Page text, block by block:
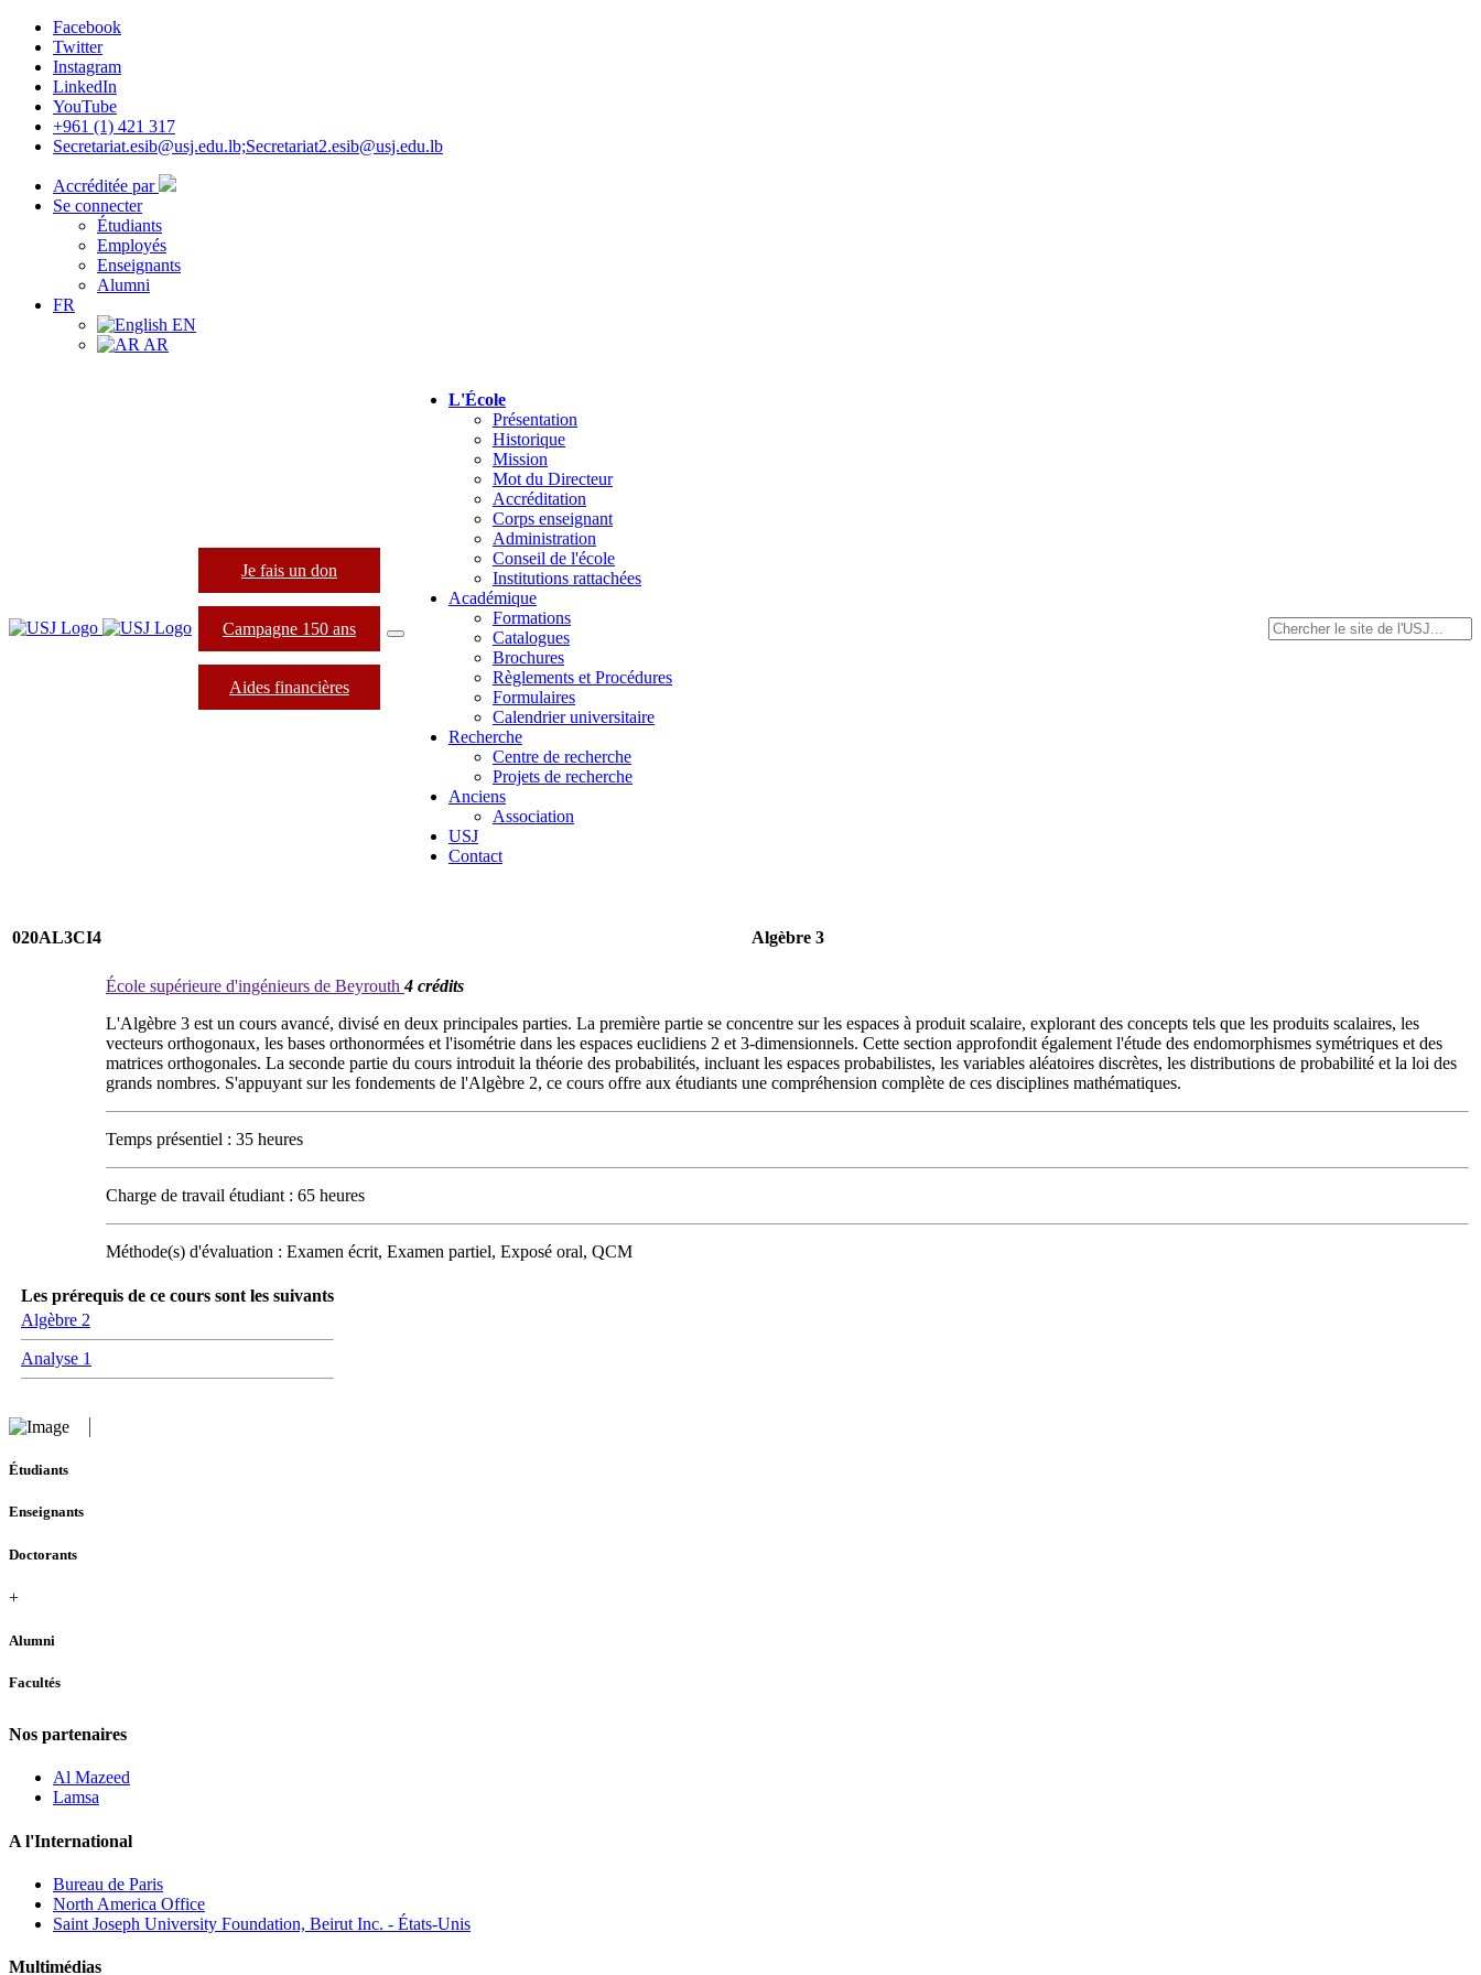
Facebook
Twitter
Instagram
LinkedIn
YouTube
+961 (1) 421 317
Secretariat.esib@usj.edu.lb;Secretariat2.esib@usj.edu.lb
Accréditée par
Se connecter
Étudiants
Employés
Enseignants
Alumni
FR
EN
AR
Je fais un don
Campagne 150 ans
Aides financières
L'École
Présentation
Historique
Mission
Mot du Directeur
Accréditation
Corps enseignant
Administration
Conseil de l'école
Institutions rattachées
Académique
Formations
Catalogues
Brochures
Règlements et Procédures
Formulaires
Calendrier universitaire
Recherche
Centre de recherche
Projets de recherche
Anciens
Association
USJ
Contact
020AL3CI4 Algèbre 3
École supérieure d'ingénieurs de Beyrouth4 crédits
L'Algèbre 3 est un cours avancé, divisé en deux principales parties. La première partie se concentre sur les espaces à produit scalaire, explorant des concepts tels que les produits scalaires, les
vecteurs orthogonaux, les bases orthonormées et l'isométrie dans les espaces euclidiens 2 et 3-dimensionnels. Cette section approfondit également l'étude des endomorphismes symétriques et des
matrices orthogonales. La seconde partie du cours introduit la théorie des probabilités, incluant les espaces probabilistes, les variables aléatoires discrètes, les distributions de probabilité et la loi des
grands nombres. S'appuyant sur les fondements de l'Algèbre 2, ce cours offre aux étudiants une compréhension complète de ces disciplines mathématiques.
Temps présentiel : 35 heures
Charge de travail étudiant : 65 heures
Méthode(s) d'évaluation : Examen écrit, Examen partiel, Exposé oral, QCM
Les prérequis de ce cours sont les suivants
Algèbre 2
Analyse 1
Étudiants
Enseignants
Doctorants
+
Alumni
Facultés
Nos partenaires
Al Mazeed
Lamsa
A l'International
Bureau de Paris
North America Office
Saint Joseph University Foundation, Beirut Inc. - États-Unis
Multimédias